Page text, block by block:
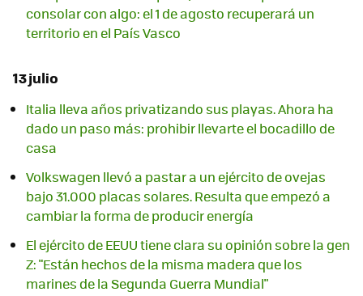
consolar con algo: el 1 de agosto recuperará un
territorio en el País Vasco
13 julio
Italia lleva años privatizando sus playas. Ahora ha
dado un paso más: prohibir llevarte el bocadillo de
casa
Volkswagen llevó a pastar a un ejército de ovejas
bajo 31.000 placas solares. Resulta que empezó a
cambiar la forma de producir energía
El ejército de EEUU tiene clara su opinión sobre la gen
Z: "Están hechos de la misma madera que los
marines de la Segunda Guerra Mundial"